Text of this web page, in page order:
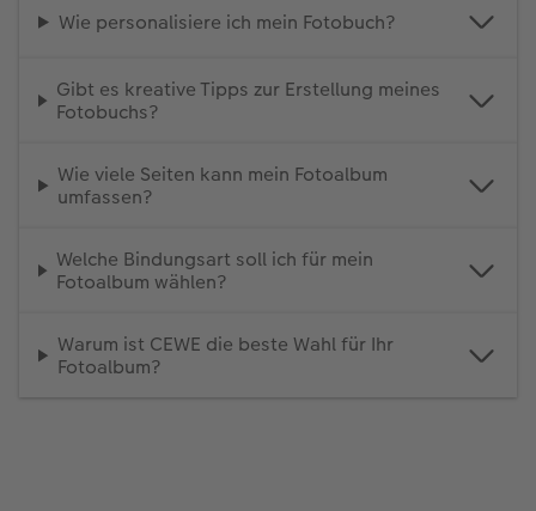
Wie personalisiere ich mein Fotobuch?
Gibt es kreative Tipps zur Erstellung meines
Fotobuchs?
Wie viele Seiten kann mein Fotoalbum
umfassen?
Welche Bindungsart soll ich für mein
Fotoalbum wählen?
Warum ist CEWE die beste Wahl für Ihr
Fotoalbum?